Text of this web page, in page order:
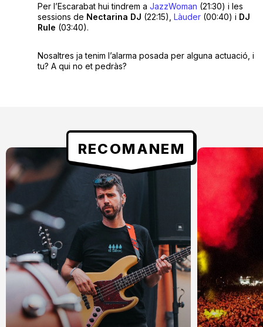
Per l’Escarabat hui tindrem a JazzWoman (21:30) i les
sessions de Nectarina DJ (22:15), Làuder(00:40) i DJ
Rule (03:40).
Nosaltres ja tenim l’alarma posada per alguna actuació, i
tu? A qui no et pedràs?
RECOMANEM